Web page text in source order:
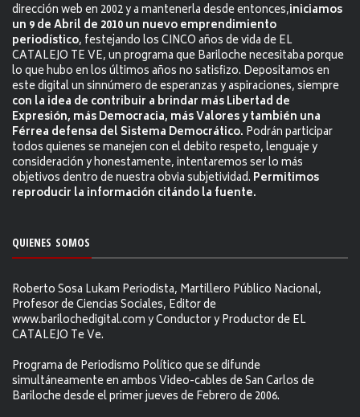
dirección web en 2002 y a mantenerla desde entonces,iniciamos
un 9 de Abril de 2010 un nuevo emprendimiento
periodístico, festejando los CINCO años de vida de EL
CATALEJO TE VE, un programa que Bariloche necesitaba porque
lo que hubo en los últimos años no satisfizo. Depositamos en
este digital un sinnúmero de esperanzas y aspiraciones, siempre
con la idea de contribuir a brindar más Libertad de
Expresión, más Democracia, más Valores y también una
Férrea defensa del Sistema Democrático. Podrán participar
todos quienes se manejen con el debito respeto, lenguaje y
consideración y honestamente, intentaremos ser lo más
objetivos dentro de nuestra obvia subjetividad. Permitimos
reproducir la información citándo la fuente.
QUIENES SOMOS
Roberto Sosa Lukam Periodista, Martillero Público Nacional,
Profesor de Ciencias Sociales, Editor de
www.barilochedigital.com y Conductor y Productor de EL
CATALEJO Te Ve.
Programa de Periodismo Político que se difunde
simultáneamente en ambos Video-cables de San Carlos de
Bariloche desde el primer jueves de Febrero de 2006.